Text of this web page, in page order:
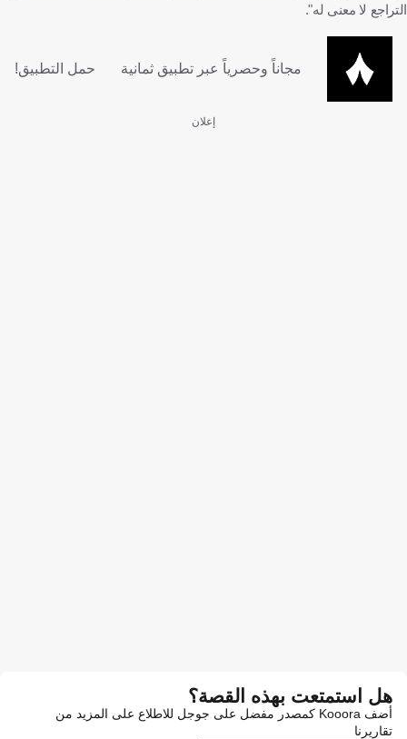
التراجع لا معنى له".
مجاناً وحصرياً عبر تطبيق ثمانية حمل التطبيق!
إعلان
هل استمتعت بهذه القصة؟
أضف Kooora كمصدر مفضل على جوجل للاطلاع على المزيد من
تقاريرنا